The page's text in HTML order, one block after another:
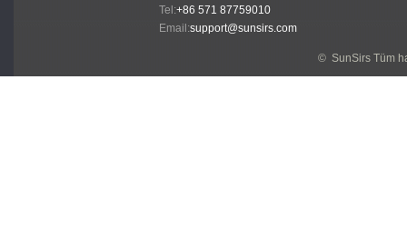
Tel:+86 571 87759010
Email:support@sunsirs.com
© SunSirs Tüm